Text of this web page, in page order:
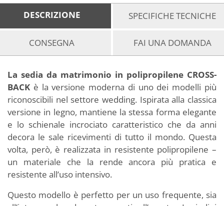
DESCRIZIONE SPECIFICHE TECNICHE
CONSEGNA FAI UNA DOMANDA
La sedia da matrimonio in polipropilene CROSS-
BACK è la versione moderna di uno dei modelli più
riconoscibili nel settore wedding. Ispirata alla classica
versione in legno, mantiene la stessa forma elegante
e lo schienale incrociato caratteristico che da anni
decora le sale ricevimenti di tutto il mondo. Questa
volta, però, è realizzata in resistente polipropilene –
un materiale che la rende ancora più pratica e
resistente all’uso intensivo.
Questo modello è perfetto per un uso frequente, sia